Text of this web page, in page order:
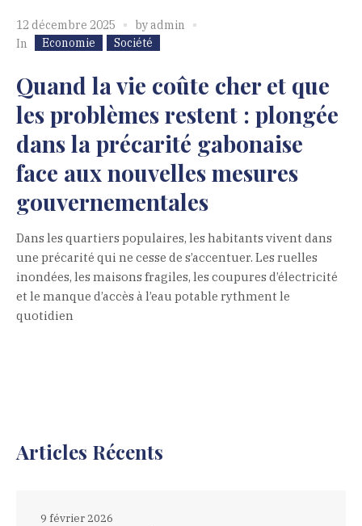
12 décembre 2025 byadmin
In
Economie Société
Quand la vie coûte cher et que
les problèmes restent : plongée
dans la précarité gabonaise
face aux nouvelles mesures
gouvernementales
Dans les quartiers populaires, les habitants vivent dans
une précarité qui ne cesse de s’accentuer. Les ruelles
inondées, les maisons fragiles, les coupures d’électricité
et le manque d’accès à l’eau potable rythment le
quotidien
Articles Récents
9 février 2026